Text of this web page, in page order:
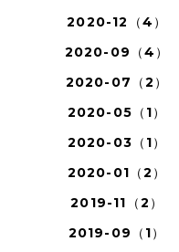
2020-12（4）
2020-09（4）
2020-07（2）
2020-05（1）
2020-03（1）
2020-01（2）
2019-11（2）
2019-09（1）